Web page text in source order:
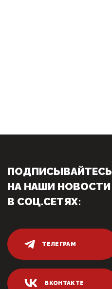
ПОДПИСЫВАЙТЕСЬ
НА НАШИ НОВОСТИ
В СОЦ.СЕТЯХ:
ТЕЛЕГРАМ
ВКОНТАКТЕ